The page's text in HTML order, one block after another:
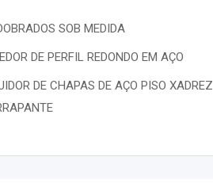
SOB MEDIDA
DE PERFIL REDONDO EM AÇO
DE CHAPAS DE AÇO PISO XADREZ